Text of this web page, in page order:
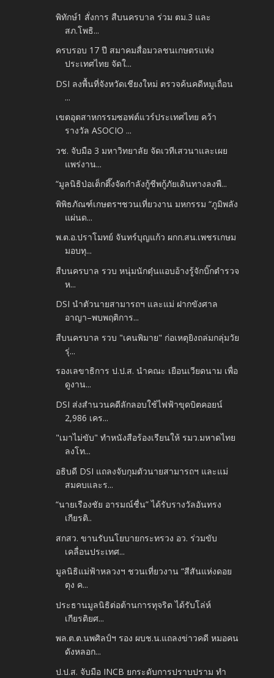
พิทักษ์1 สั่งการ สืบนครบาล ร่วม ตม.3 และ
สภ.โพธิ...
ครบรอบ 17 ปี สมาคมสื่อมวลชนเกษตรแห่ง
ประเทศไทย จัดใ...
DSI ลงพื้นที่จังหวัดเชียงใหม่ ตรวจค้นคดีหมูเถื่อน
...
เขตอุตสาหกรรมซอฟต์แวร์ประเทศไทย คว้า
รางวัล ASOCIO ...
วช. จับมือ 3 มหาวิทยาลัย จัดเวทีเสวนาและเผย
แพร่งาน...
“มูลนิธิป่อเต็กตึ๊งจัดกำลังกู้ชีพกู้ภัยเดินทางลงพื...
พิพิธภัณฑ์เกษตรฯชวนเที่ยวงาน มหกรรม “ภูมิพลัง
แผ่นด...
พ.ต.อ.ปราโมทย์ จันทร์บุญแก้ว ผกก.สน.เพชรเกษม
มอบทุ...
สืบนครบาล รวบ หนุ่มนักตุ๋นแอบอ้างรู้จักบิ๊กตำรวจ
ห...
DSI นำตัวนายสามารถฯ และแม่ ฝากขังศาล
อาญา–พบพฤติการ...
สืบนครบาล รวบ "เคนพิมาย" ก่อเหตุยิงถล่มกลุ่มวัย
รุ่...
รองเลขาธิการ ป.ป.ส. นำคณะ เยือนเวียดนาม เพื่อ
ดูงาน...
DSI ส่งสำนวนคดีลักลอบใช้ไฟฟ้าขุดบิตคอยน์
2,986 เคร...
"เมาไม่ขับ" ทำหนังสือร้องเรียนให้ รมว.มหาดไทย
ลงโท...
อธิบดี DSI แถลงจับกุมตัวนายสามารถฯ และแม่
สมคบและร...
“นายเรืองชัย อารมณ์ชื่น” ได้รับรางวัลอันทรง
เกียรติ..
สกสว. ขานรับนโยบายกระทรวง อว. ร่วมขับ
เคลื่อนประเทศ...
มูลนิธิแม่ฟ้าหลวงฯ ชวนเที่ยวงาน “สีสันแห่งดอย
ตุง ค...
ประธานมูลนิธิต่อต้านการทุจริต ได้รับโล่ห์
เกียรติยศ...
พล.ต.ต.นพศิลป์ฯ รอง ผบช.น.แถลงข่าวคดี หมอคน
ดังหลอก...
ป.ป.ส. จับมือ INCB ยกระดับการปราบปราม ทำ